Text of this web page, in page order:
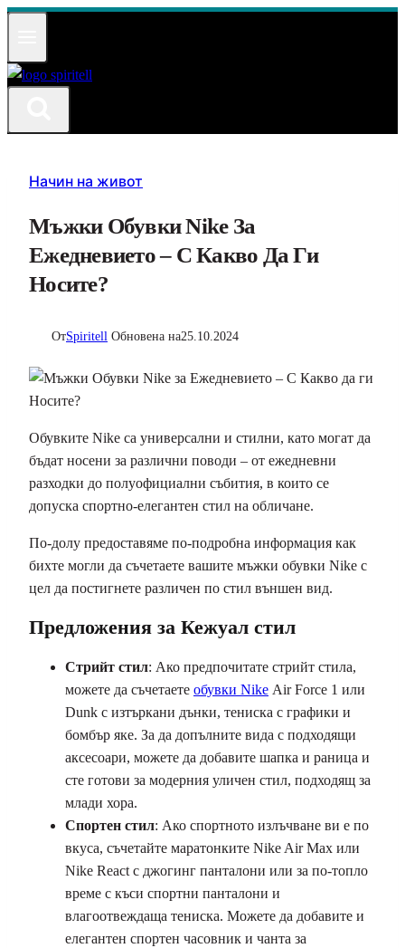
Към
Начин на живот
Мъжки Обувки Nike За
Ежедневието – С Какво Да Ги
Носите?
ОтSpiritell Обновена на25.10.2024
Обувките Nike са универсални и стилни, като могат да
бъдат носени за различни поводи – от ежедневни
разходки до полуофициални събития, в които се
допуска спортно-елегантен стил на обличане.
По-долу предоставяме по-подробна информация как
бихте могли да съчетаете вашите мъжки обувки Nike с
цел да постигнете различен по стил външен вид.
Предложения за Кежуал стил
Стрийт стил: Ако предпочитате стрийт стила,
можете да съчетаете обувки Nike Air Force 1 или
Dunk с изтъркани дънки, тениска с графики и
бомбър яке. За да допълните вида с подходящи
аксесоари, можете да добавите шапка и раница и
сте готови за модерния уличен стил, подходящ за
млади хора.
Спортен стил: Ако спортното излъчване ви е по
вкуса, съчетайте маратонките Nike Air Max или
Nike React с джогинг панталони или за по-топло
време с къси спортни панталони и
влагоотвеждаща тениска. Можете да добавите и
елегантен спортен часовник и чанта за